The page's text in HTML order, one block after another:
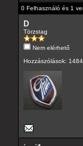
0 Felhasználó és 1
D
Törzstag
Nem elérhető
Hozzászólások: 1484